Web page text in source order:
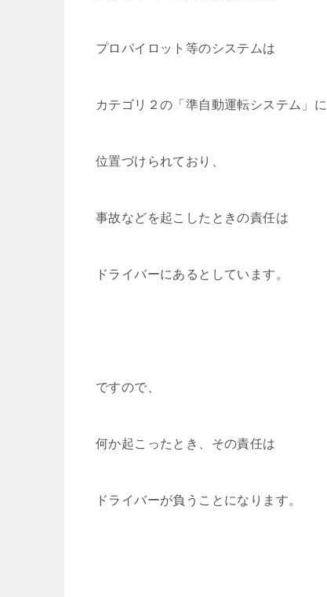
プロパイロット等のシステムは
カテゴリ２の「準自動運転システム」に
位置づけられており、
事故などを起こしたときの責任は
ドライバーにあるとしています。
ですので、
何か起こったとき、その責任は
ドライバーが負うことになります。